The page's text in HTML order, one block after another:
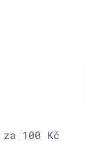
za 100 Kč